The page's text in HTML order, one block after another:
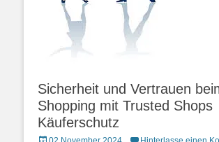
Sicherheit und Vertrauen
Shopping mit Trusted Shops
Käuferschutz
Posted